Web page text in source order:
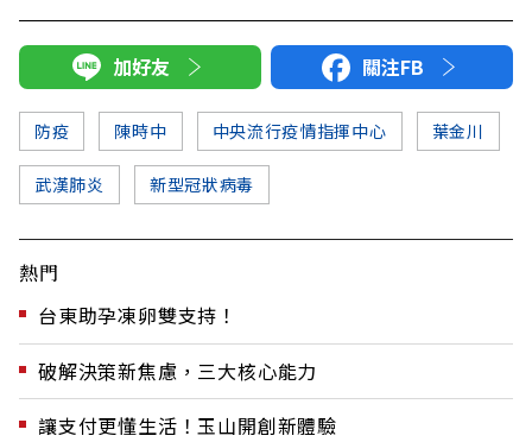
加好友 關注FB
防疫 陳時中 中央流行疫情指揮中心 葉金川
武漢肺炎 新型冠狀病毒
熱門
台東助孕凍卵雙支持！
破解決策新焦慮，三大核心能力
讓支付更懂生活！玉山開創新體驗